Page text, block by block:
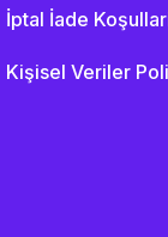
İptal İade
Kişisel Veriler